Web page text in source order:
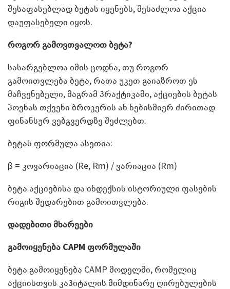
შესაფასებლად ბეტას იყენებს, შესაძლოა აქცია
დაუფასებელი იყოს.
როგორ გამოვთვალოთ ბეტა?
სასარგებლოა იმის ცოდნა, თუ როგორ
გამოითვლება ბეტა, რათა უკეთ გაიაზროთ ეს
მაჩვენებელი, მაგრამ პრაქტიკაში, აქციების ბეტას
პოვნას თქვენი ბროკერის ან ნებისმიერ ძირითად
ფინანსურ ვებგვერდზე შეძლებთ.
ბეტას ფორმულა ასეთია:
β = კოვარიაცია (Re, Rm) / ვარიაცია (Rm)
ბეტა აქციებისა და ინდექსის ისტორიული ფასების
რიგის შედარებით გამოითვლება.
დადებითი მხარეები
გამოიყენება CAPM ფორმულაში
ბეტა გამოიყენება CAMP მოდელში, რომელიც
აქციისთვის კაპიტალის მიმდინარე ღირებულების